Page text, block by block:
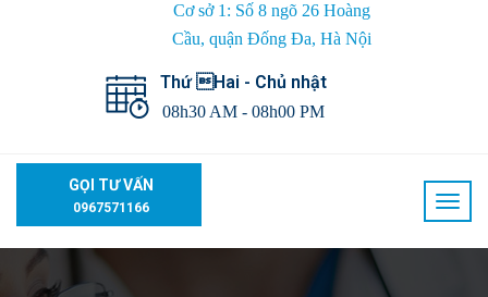
Cơ sở 1: Số 8 ngõ 26 Hoàng
Cầu, quận Đống Đa, Hà Nội
Thứ Hai - Chủ nhật
08h30 AM - 08h00 PM
GỌI TƯ VẤN
0967571166